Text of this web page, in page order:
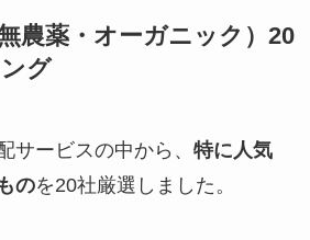
農薬・オーガニック）20
グ
サービスの中から、 特に人気
のを20社厳選しました。